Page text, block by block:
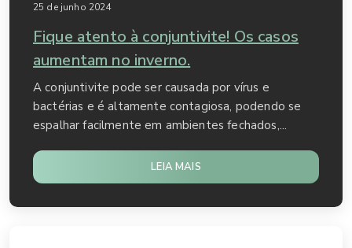
25 de junho 2024
Fique atento à conjuntivite! Os casos
aumentam no inverno.
A conjuntivite pode ser causada por vírus e
bactérias e é altamente contagiosa, podendo se
espalhar facilmente em ambientes fechados,...
LEIA MAIS